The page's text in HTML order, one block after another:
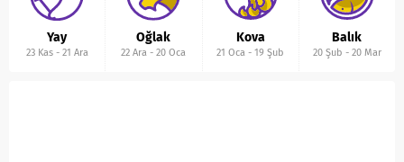
Yay
23 Kas- 21 Ara
Oğlak
22 Ara -20 Oca
Kova
21 Oca -19 Şub
Balık
20 Şub - 20 Mar